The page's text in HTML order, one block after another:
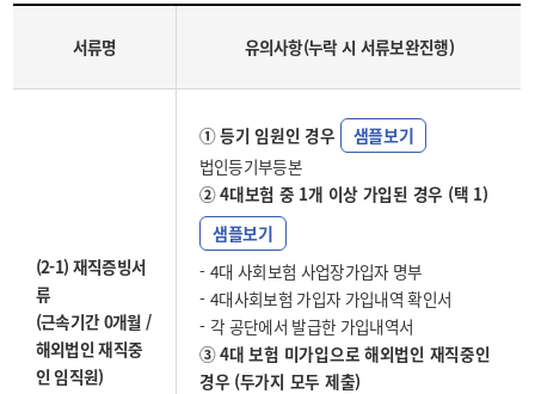
서류명 유의사항(누락 시 서류보완진행)
(2-1) 재직증빙서
류
(근속기간 0개월 /
해외법인 재직중
인 임직원)
① 등기 임원인 경우
샘플보기
법인등기부등본
② 4대보험 중 1개 이상 가입된 경우 (택 1)
샘플보기
4대 사회보험 사업장가입자 명부
4대사회보험 가입자 가입내역 확인서
각 공단에서 발급한 가입내역서
③ 4대 보험 미가입으로 해외법인 재직중인
경우 (두가지 모두 제출)